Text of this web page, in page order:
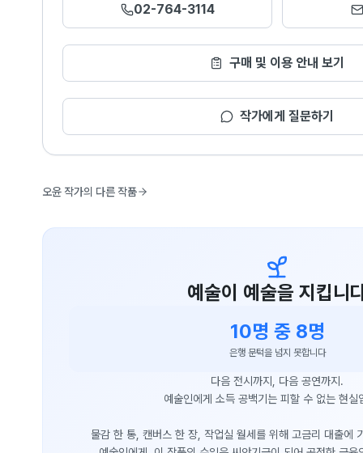
02-764-3114
구매 및 이용 안내 보기
작가에게 질문하기
오윤 작가의 다른 작품
예술이 예술을 지킵니
10명 중 8명
은행 문턱을 넘지 못합니다
다음 전시까지, 다음 공연까지.
예술인에게 소득 공백기는 피할 수 없는 현실
물감 한 통, 캔버스 한 장, 작업실 월세를 위해 고금리 대출에